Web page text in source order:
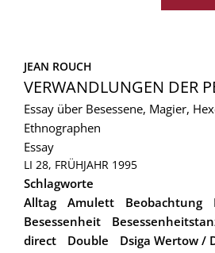
JEAN ROUCH
VERWANDLUNGEN DER
Essay über Besessene, Magier,
Ethnographen
Essay
LI 28, FRÜHJAHR 1995
Schlagworte
Alltag
Amulett Beobachtung
Besessenheit
direct
Double
Dsiga Wertow /